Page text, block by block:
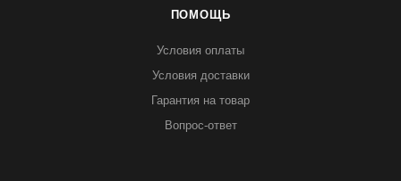
ПОМОЩЬ
Условия оплаты
Условия доставки
Гарантия на товар
Вопрос-ответ